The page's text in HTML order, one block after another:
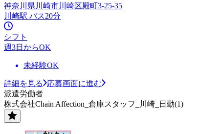
神奈川県川崎市川崎区殿町3-25-35
川崎駅 バス20分
シフト
週3日からOK
未経験OK
詳細を見る
応募画面に進む
派遣労働者
株式会社Chain Affection_倉庫スタッフ_川崎_日勤(1)